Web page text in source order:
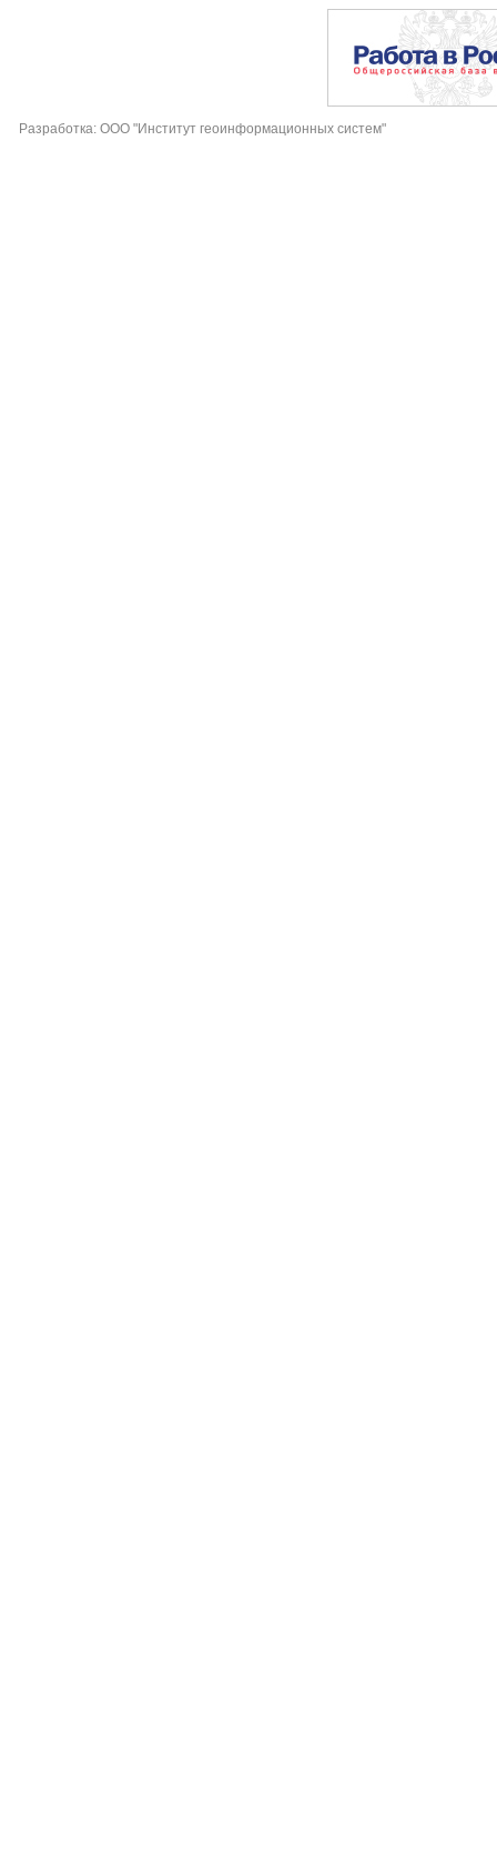
Разработка: ООО "Институт геоинформационных систем"